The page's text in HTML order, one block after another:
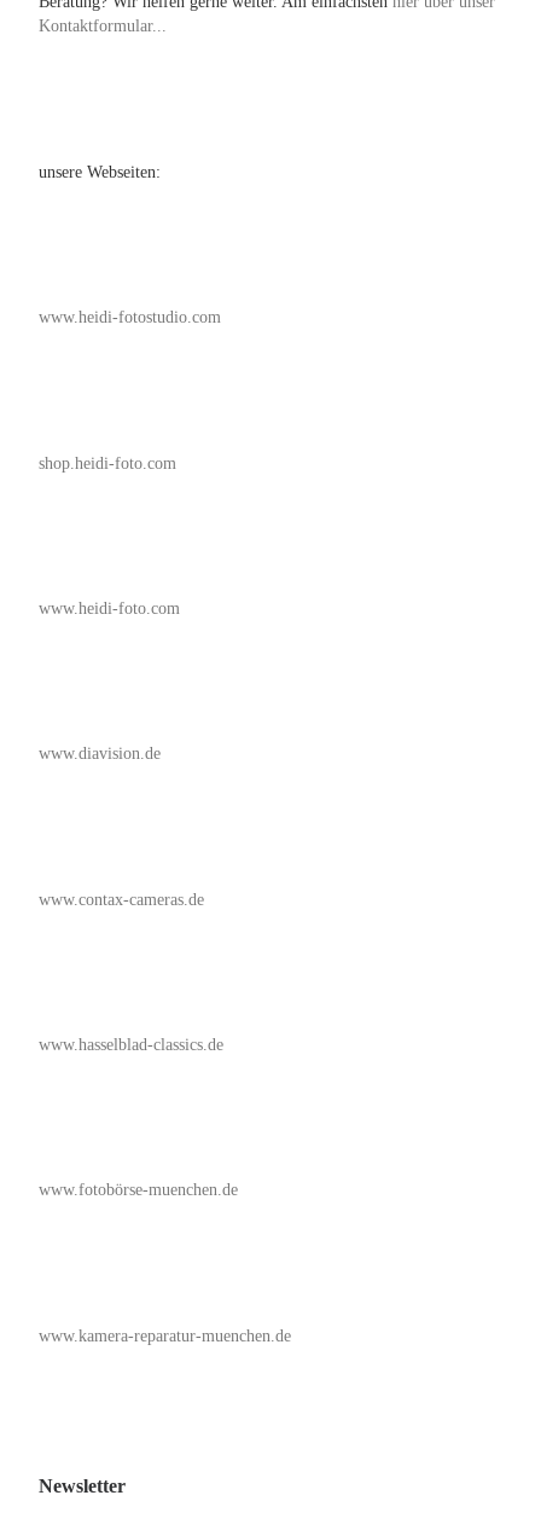
Kontaktformular...
unsere Webseiten:
www.heidi-fotostudio.com
shop.heidi-foto.com
www.heidi-foto.com
www.diavision.de
www.contax-cameras.de
www.hasselblad-classics.de
www.fotobörse-muenchen.de
www.kamera-reparatur-muenchen.de
Newsletter